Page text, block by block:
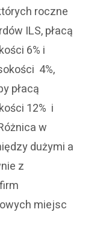
roczne
ILS, płacą
6% i
4%,
płacą
12% i
w
dużymi a
z
miejsc